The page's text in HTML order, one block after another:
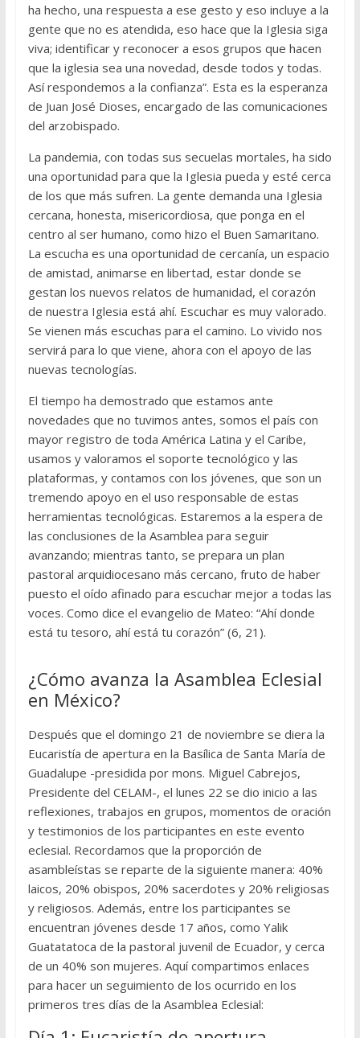
ha hecho, una respuesta a ese gesto y eso incluye a la
gente que no es atendida, eso hace que la Iglesia siga
viva; identificar y reconocer a esos grupos que hacen
que la iglesia sea una novedad, desde todos y todas.
Así respondemos a la confianza”. Esta es la esperanza
de Juan José Dioses, encargado de las comunicaciones
del arzobispado.
La pandemia, con todas sus secuelas mortales, ha sido
una oportunidad para que la Iglesia pueda y esté cerca
de los que más sufren. La gente demanda una Iglesia
cercana, honesta, misericordiosa, que ponga en el
centro al ser humano, como hizo el Buen Samaritano.
La escucha es una oportunidad de cercanía, un espacio
de amistad, animarse en libertad, estar donde se
gestan los nuevos relatos de humanidad, el corazón
de nuestra Iglesia está ahí. Escuchar es muy valorado.
Se vienen más escuchas para el camino. Lo vivido nos
servirá para lo que viene, ahora con el apoyo de las
nuevas tecnologías.
El tiempo ha demostrado que estamos ante
novedades que no tuvimos antes, somos el país con
mayor registro de toda América Latina y el Caribe,
usamos y valoramos el soporte tecnológico y las
plataformas, y contamos con los jóvenes, que son un
tremendo apoyo en el uso responsable de estas
herramientas tecnológicas. Estaremos a la espera de
las conclusiones de la Asamblea para seguir
avanzando; mientras tanto, se prepara un plan
pastoral arquidiocesano más cercano, fruto de haber
puesto el oído afinado para escuchar mejor a todas las
voces. Como dice el evangelio de Mateo: “Ahí donde
está tu tesoro, ahí está tu corazón” (6, 21).
¿Cómo avanza la Asamblea Eclesial
en México?
Después que el domingo 21 de noviembre se diera la
Eucaristía de apertura en la Basílica de Santa María de
Guadalupe -presidida por mons. Miguel Cabrejos,
Presidente del CELAM-, el lunes 22 se dio inicio a las
reflexiones, trabajos en grupos, momentos de oración
y testimonios de los participantes en este evento
eclesial. Recordamos que la proporción de
asambleístas se reparte de la siguiente manera: 40%
laicos, 20% obispos, 20% sacerdotes y 20% religiosas
y religiosos. Además, entre los participantes se
encuentran jóvenes desde 17 años, como Yalik
Guatatatoca de la pastoral juvenil de Ecuador, y cerca
de un 40% son mujeres. Aquí compartimos enlaces
para hacer un seguimiento de los ocurrido en los
primeros tres días de la Asamblea Eclesial: